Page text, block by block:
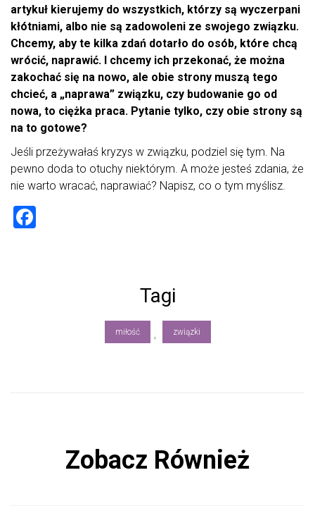
artykuł kierujemy do wszystkich, którzy są wyczerpani
kłótniami, albo nie są zadowoleni ze swojego związku.
Chcemy, aby te kilka zdań dotarło do osób, które chcą
wrócić, naprawić. I chcemy ich przekonać, że można
zakochać się na nowo, ale obie strony muszą tego
chcieć, a „naprawa” związku, czy budowanie go od
nowa, to ciężka praca. Pytanie tylko, czy obie strony są
na to gotowe?
Jeśli przeżywałaś kryzys w związku, podziel się tym. Na
pewno doda to otuchy niektórym. A może jesteś zdania, że
nie warto wracać, naprawiać? Napisz, co o tym myślisz.
Tagi
miłość , związki
Zobacz Również